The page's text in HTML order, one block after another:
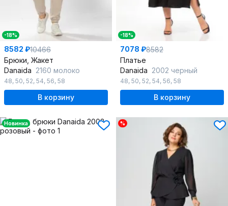
-18%
8582 ₽10466
Брюки, Жакет
Danaida 2160 молоко
48, 50, 52, 54, 56, 58
В корзину
-18%
7078 ₽8582
Платье
Danaida 2002 черный
48, 50, 52, 54, 56, 58
В корзину
Новинка %